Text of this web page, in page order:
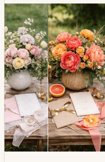
Aufmerksamkeit, die
insbesondere bei kleineren